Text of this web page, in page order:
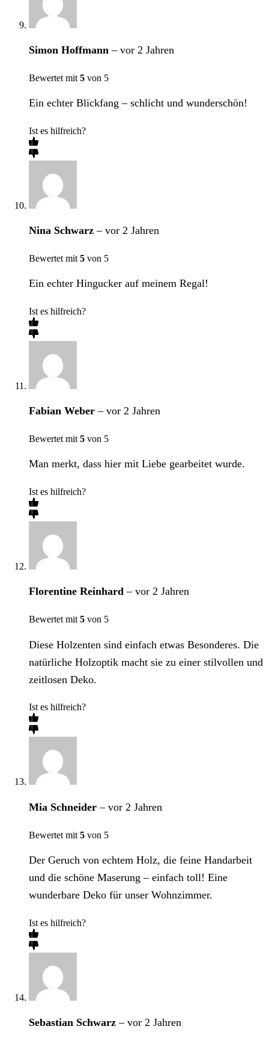
Simon Hoffmann– vor 2 Jahren
Bewertet mit 5 von 5
Ein echter Blickfang – schlicht und wunderschön!
Ist es hilfreich?
Nina Schwarz– vor 2 Jahren
Bewertet mit 5 von 5
Ein echter Hingucker auf meinem Regal!
Ist es hilfreich?
Fabian Weber– vor 2 Jahren
Bewertet mit 5 von 5
Man merkt, dass hier mit Liebe gearbeitet wurde.
Ist es hilfreich?
Florentine Reinhard– vor 2 Jahren
Bewertet mit 5 von 5
Diese Holzenten sind einfach etwas Besonderes. Die
natürliche Holzoptik macht sie zu einer stilvollen und
zeitlosen Deko.
Ist es hilfreich?
Mia Schneider– vor 2 Jahren
Bewertet mit 5 von 5
Der Geruch von echtem Holz, die feine Handarbeit
und die schöne Maserung – einfach toll! Eine
wunderbare Deko für unser Wohnzimmer.
Ist es hilfreich?
Sebastian Schwarz– vor 2 Jahren